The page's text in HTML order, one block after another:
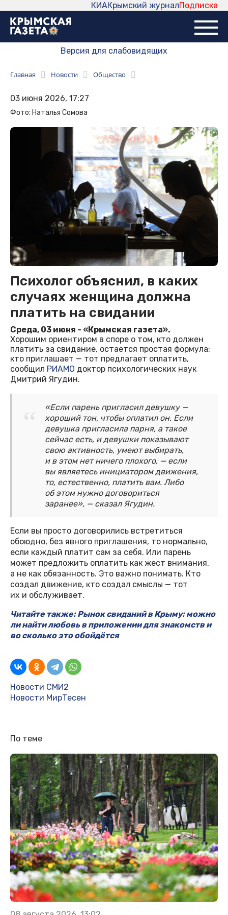
Подписка
Крымский журнал
КИА
Версия для слабовидящих
Главная Новости Общество
03 июня 2026, 17:27
Фото: Наталья Сомова
Психолог объяснил, в каких
случаях женщина должна
платить на свидании
Среда, 03 июня - «Крымская газета».
Хорошим ориентиром в споре о том, кто должен
платить за свидание, остается простая формула:
кто приглашает — тот предлагает оплатить,
сообщил РИАМО доктор психологических наук
Дмитрий Ягудин.
«Если парень пригласил девушку —
хороший тон, чтобы оплатил он. Если
девушка пригласила парня, а такое
сейчас есть, и девушки показывают
свою активность, умеют выбирать,
и в этом нет ничего плохого, — если
вы являетесь инициатором движения,
то, естественно, платить вам. Либо
об этом нужно договориться
заранее», — сказал Ягудин.
Если вы просто договорились встретиться
обоюдно, без явного приглашения, то нормально,
если каждый платит сам за себя. Или парень
может предложить оплатить как жест внимания,
а не как обязанность. Это важно понимать. Кто
создал движение, кто создал смыслы — тот
их и обслуживает.
Читайте также: Рынок свиданий в Крыму: можно
ли найти любовь в приложении для знакомств и
во сколько это обойдётся
Новости СМИ2
Новости МирТесен
По теме